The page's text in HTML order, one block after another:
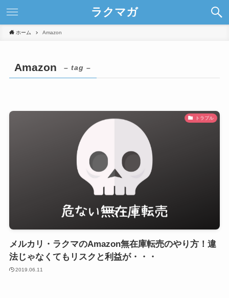
ラクマガ
ホーム Amazon
Amazon – tag –
トラブル
メルカリ・ラクマのAmazon無在庫転売のやり方！違
法じゃなくてもリスクと利益が・・・
2019.06.11